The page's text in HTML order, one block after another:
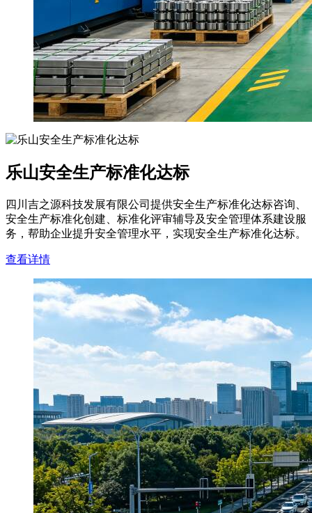
乐山安全生产标准化达标
四川吉之源科技发展有限公司提供安全生产标准化达标咨询、
安全生产标准化创建、标准化评审辅导及安全管理体系建设服
务，帮助企业提升安全管理水平，实现安全生产标准化达标。
查看详情